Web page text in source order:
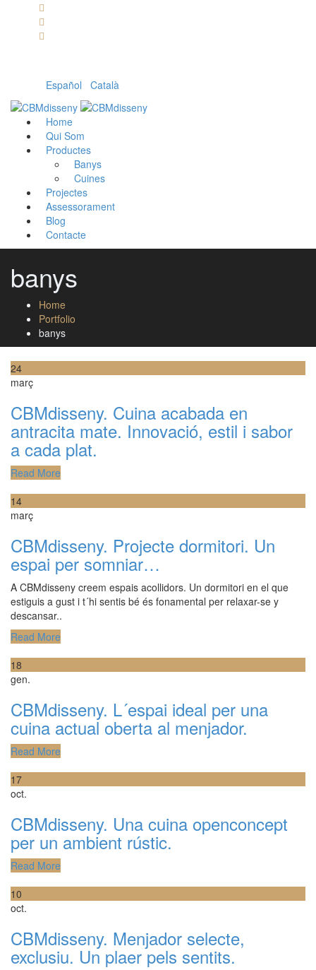
Español Català
Home
Qui Som
Productes
Banys
Cuines
Projectes
Assessorament
Blog
Contacte
banys
Home
Portfolio
banys
24
març
CBMdisseny. Cuina acabada en
antracita mate. Innovació, estil i sabor
a cada plat.
Read More
14
març
CBMdisseny. Projecte dormitori. Un
espai per somniar…
A CBMdisseny creem espais acollidors. Un dormitori en el que
estiguis a gust i t´hi sentis bé és fonamental per relaxar-se y
descansar..
Read More
18
gen.
CBMdisseny. L´espai ideal per una
cuina actual oberta al menjador.
Read More
17
oct.
CBMdisseny. Una cuina openconcept
per un ambient rústic.
Read More
10
oct.
CBMdisseny. Menjador selecte,
exclusiu. Un plaer pels sentits.